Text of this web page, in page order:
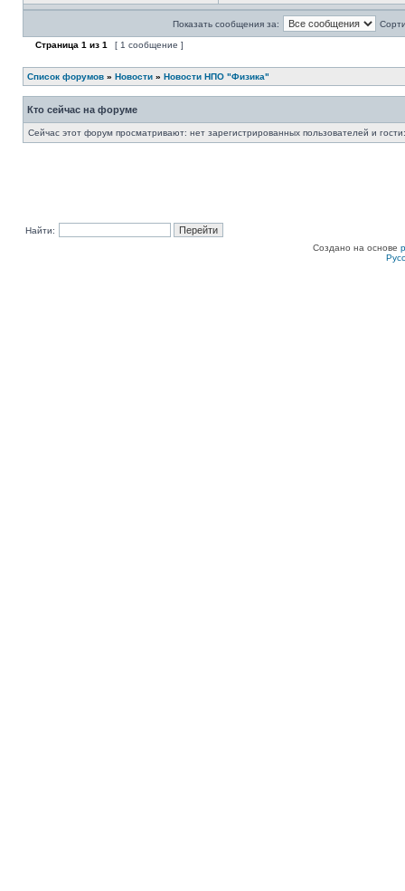
Показать сообщения за:
Страница 1 из 1 [ 1 сообщение ]
Список форумов » Новости » Новости НПО "Физика"
Кто сейчас на форуме
Сейчас этот форум просматривают: нет зарегистрированных пользователей и
Найти:
Создано на основе